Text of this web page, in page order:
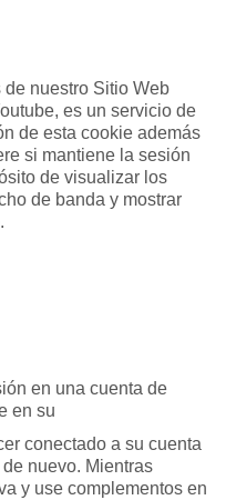
nuestro Sitio Web
es un servicio de
de esta cookie además
si mantiene la sesión
de visualizar los
de banda y mostrar
en una cuenta de
en su
conectado a su cuenta
nuevo. Mientras
y use complementos en